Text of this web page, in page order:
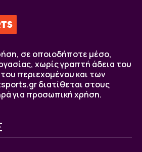
σε οποιοδήποτε μέσο,
χωρίς γραπτή άδεια του
περιεχομένου και των
διατίθεται στους
για προσωπική χρήση.